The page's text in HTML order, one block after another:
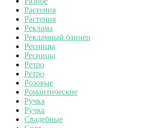
Растения
Растения
Реклама
Рекламный баннер
Ресницы
Ресницы
Ретро
Ретро
Розовые
Романтические
Ручка
Ручка
Свадебные